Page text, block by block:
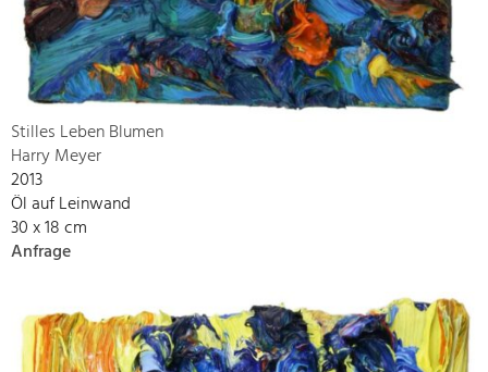
Stilles Leben Blumen
Harry Meyer
2013
Öl auf Leinwand
30 x 18 cm
Anfrage